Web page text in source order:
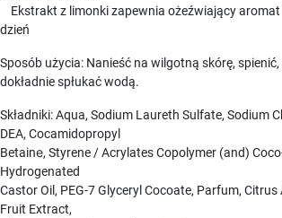
Ekstrakt z limonki zapewnia ożeźwiający aromat
dzień
Sposób użycia: Nanieść na wilgotną skórę,
dokładnie spłukać wodą.
Składniki: Aqua, Sodium Laureth Sulfate, Sodium
DEA, Cocamidopropyl
Betainе, Styrene / Acrylates Copolymer (and)
Hydrogenated
Castor Oil, PEG-7 Glyceryl Cocoate, Parfum,
Fruit Extract,